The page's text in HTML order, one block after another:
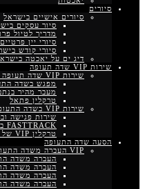
סיורים
סיורים אישיים בישראל
סיור עסקים
מדריך לטיול
סיורי יין
סיורי קודש
דיג ים על יאכטה
שירות VIP שדה תעופה
שירות VIP שדה תעופה בן גוריון
מפגש בשדה
מעבר מהיר
טרקלין פתאל
שירות VIP בשדה התעופה רמון
שירות פגישה
FASTTRACK בשדה התעופה רמון
טרקלין VIP של נמל התעופה רמון
הסעה שדה התעופה
VIP העברה משדה התעופה רמון
העברה משדה
העברה משדה
העברה משדה
העברה משדה